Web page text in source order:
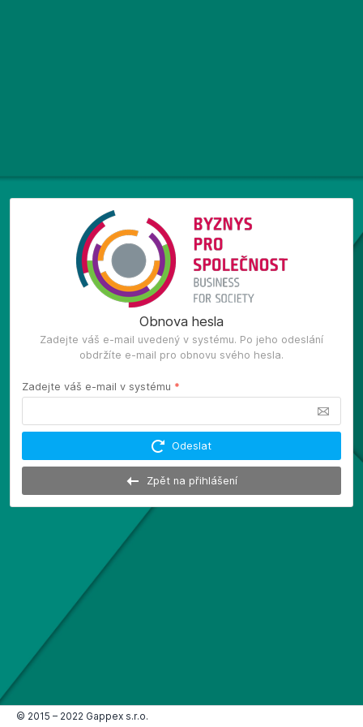
Obnova hesla
Zadejte váš e-mail uvedený v systému. Po jeho odeslání
obdržíte e-mail pro obnovu svého hesla.
Zadejte váš e-mail v systému *
Odeslat
Zpět na přihlášení
© 2015 – 2022 Gappex s.r.o.